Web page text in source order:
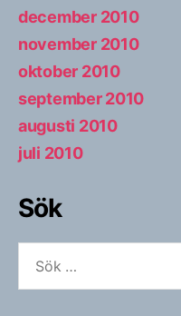
december 2010
november 2010
oktober 2010
september 2010
augusti 2010
juli 2010
Sök
efter: